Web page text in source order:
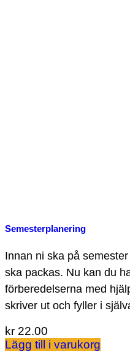
Semesterplanering
Innan ni ska på
ska packas. Nu kan du
förberedelserna med
skriver ut och fyller i
kr 22.00
Lägg till i varukorg